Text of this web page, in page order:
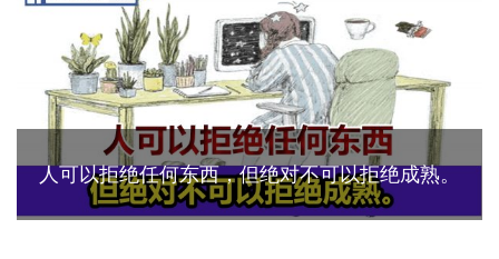
人可以拒绝任何东西，但绝对不可以拒绝成熟。